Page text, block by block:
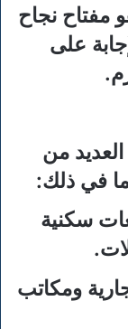
مفتاح نجاح
على
من
في ذلك:
سكنية
ومكاتب